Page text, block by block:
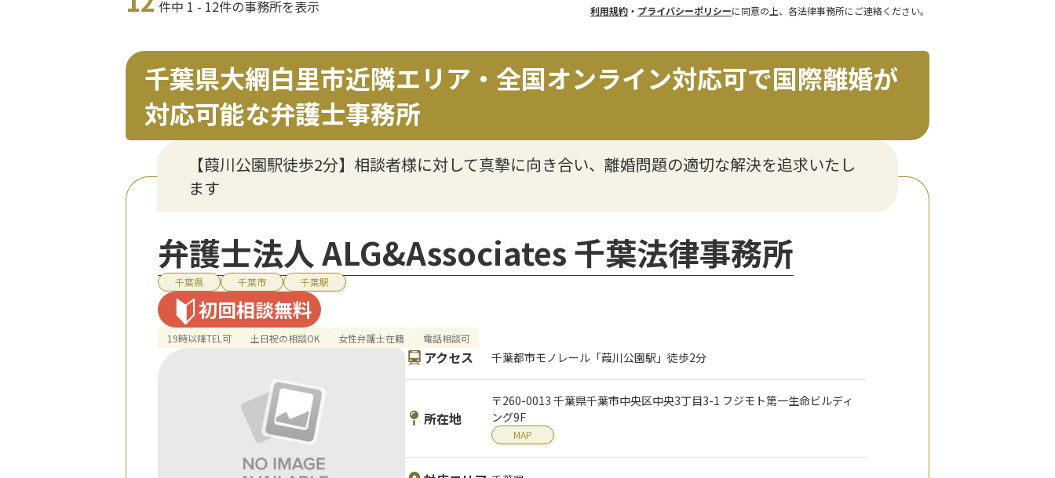
件中 1 - 12件の事務所を表示
利用規約 ・ プライバシーポリシーに同意の上、各法律事務所にご連絡ください。
千葉県大網白里市近隣エリア・全国オンライン対応可で国際離婚が
対応可能な弁護士事務所
【葭川公園駅徒歩2分】相談者様に対して真摯に向き合い、離婚問題の適切な解決を追求いたし
ます
弁護士法人 ALG&Associates 千葉法律事務所
千葉県 千葉市 千葉駅
初回相談無料
19時以降TEL可 土日祝の相談OK 女性弁護士在籍 電話相談可
アクセス 千葉都市モノレール「葭川公園駅」徒歩2分
所在地
〒260-0013 千葉県千葉市中央区中央3丁目3-1 フジモト第一生命ビルディ
ング9F
MAP